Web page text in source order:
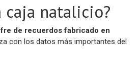
caja natalicio?
de recuerdos fabricado en
con los datos más importantes del